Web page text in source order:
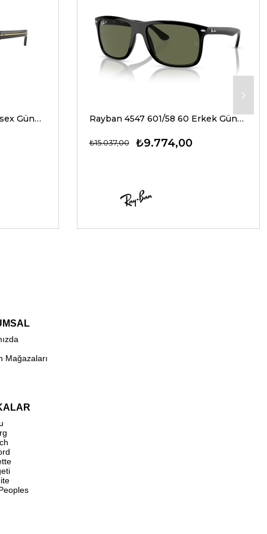
Prada A17S 16K20G 54 Unisex Güneş Gözlükleri Rayban 4547 601/58 60 Erkek Güneş Gözlükleri
₺9.774,00
₺15.037,00
Mağazaları